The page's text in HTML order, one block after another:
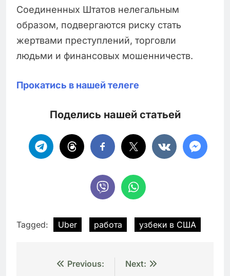
Соединенных Штатов нелегальным
образом, подвергаются риску стать
жертвами преступлений, торговли
людьми и финансовых мошенничеств.
Прокатись в нашей телеге
Поделись нашей статьей
Tagged: Uber работа узбеки в США
Навигация
Previous:
Next: